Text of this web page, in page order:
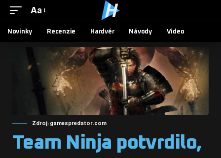
Aa
Novinky Recenzie Hardvér Návody Video
Zdroj: gamespredator.com
Team Ninja potvrdilo,